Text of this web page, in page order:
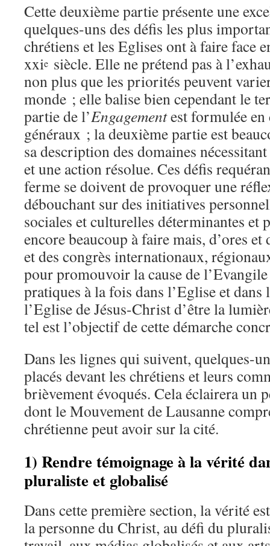
Cette deuxième partie présente une
quelques-uns des défis les plus
chrétiens et les Eglises ont à faire face
xxie siècle. Elle ne prétend pas à
non plus que les priorités peuvent
monde ; elle balise bien cependant le
partie de l’Engagementest formulée en
généraux ; la deuxième partie est
sa description des domaines
et une action résolue. Ces défis
ferme se doivent de provoquer une
débouchant sur des initiatives
sociales et culturelles déterminantes et
encore beaucoup à faire mais, d’ores
et des congrès internationaux,
pour promouvoir la cause de
pratiques à la fois dans l’Eglise et dans
l’Eglise de Jésus-Christ d’être la
tel est l’objectif de cette démarche
Dans les lignes qui suivent, quelques-
placés devant les chrétiens et leurs
brièvement évoqués. Cela éclairera un
dont le Mouvement de Lausanne
chrétienne peut avoir sur la cité.
1) Rendre témoignage à la vérité
pluraliste et globalisé
Dans cette première section, la vérité
la personne du Christ, au défi du